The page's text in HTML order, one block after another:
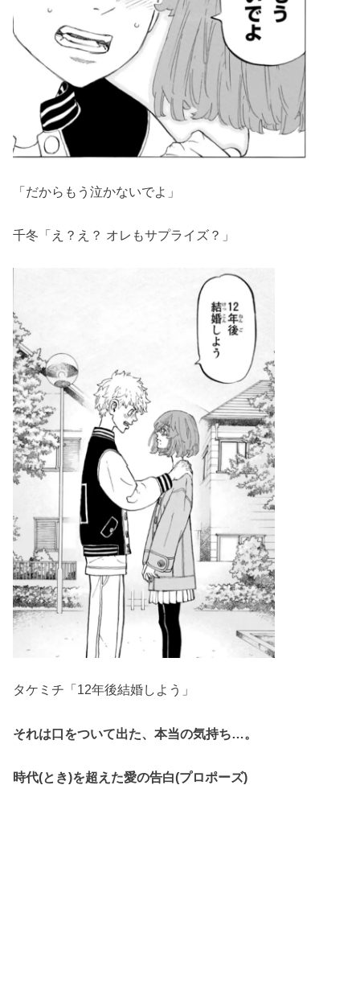
「だからもう泣かないでよ」
千冬「え？え？ オレもサプライズ？」
タケミチ「12年後結婚しよう」
それは口をついて出た、本当の気持ち…。
時代(とき)を超えた愛の告白(プロポーズ)